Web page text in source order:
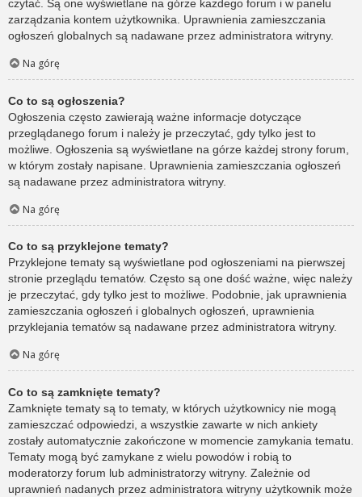
czytać. Są one wyświetlane na górze każdego forum i w panelu
zarządzania kontem użytkownika. Uprawnienia zamieszczania
ogłoszeń globalnych są nadawane przez administratora witryny.
Na górę
Co to są ogłoszenia?
Ogłoszenia często zawierają ważne informacje dotyczące
przeglądanego forum i należy je przeczytać, gdy tylko jest to
możliwe. Ogłoszenia są wyświetlane na górze każdej strony forum,
w którym zostały napisane. Uprawnienia zamieszczania ogłoszeń
są nadawane przez administratora witryny.
Na górę
Co to są przyklejone tematy?
Przyklejone tematy są wyświetlane pod ogłoszeniami na pierwszej
stronie przeglądu tematów. Często są one dość ważne, więc należy
je przeczytać, gdy tylko jest to możliwe. Podobnie, jak uprawnienia
zamieszczania ogłoszeń i globalnych ogłoszeń, uprawnienia
przyklejania tematów są nadawane przez administratora witryny.
Na górę
Co to są zamknięte tematy?
Zamknięte tematy są to tematy, w których użytkownicy nie mogą
zamieszczać odpowiedzi, a wszystkie zawarte w nich ankiety
zostały automatycznie zakończone w momencie zamykania tematu.
Tematy mogą być zamykane z wielu powodów i robią to
moderatorzy forum lub administratorzy witryny. Zależnie od
uprawnień nadanych przez administratora witryny użytkownik może